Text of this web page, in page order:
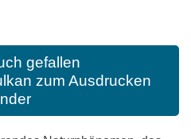
gefallen
zum Ausdrucken